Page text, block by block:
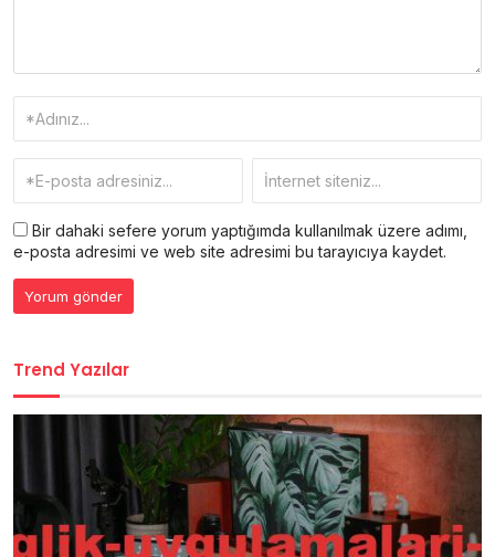
Bir dahaki sefere yorum yaptığımda kullanılmak üzere adımı,
e-posta adresimi ve web site adresimi bu tarayıcıya kaydet.
Trend Yazılar